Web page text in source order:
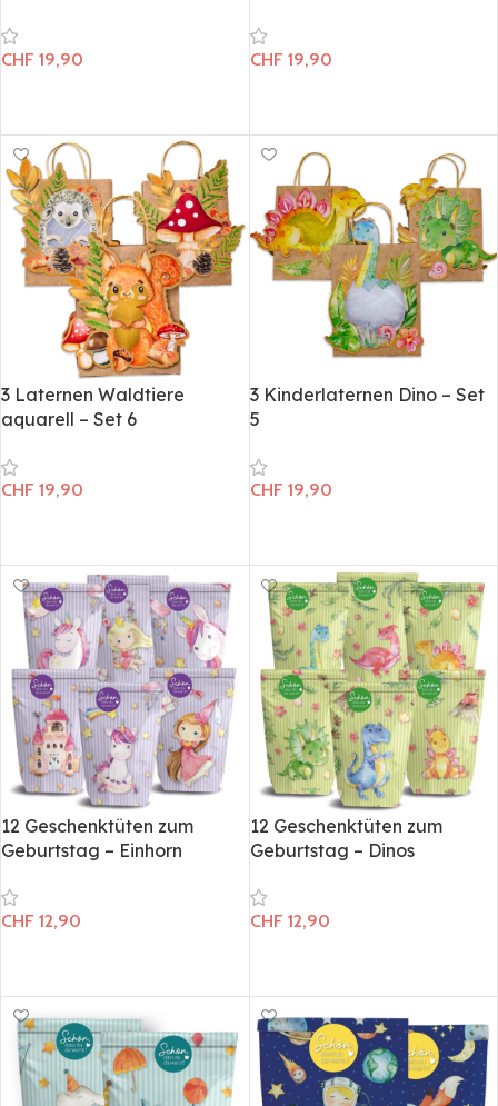
CHF 19,90 CHF 19,90
3 Laternen Waldtiere
aquarell – Set 6
CHF 19,90
3 Kinderlaternen Dino – Set
5
CHF 19,90
12 Geschenktüten zum
Geburtstag – Einhorn
CHF 12,90
12 Geschenktüten zum
Geburtstag – Dinos
CHF 12,90